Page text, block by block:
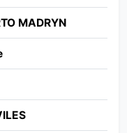
MADRYN